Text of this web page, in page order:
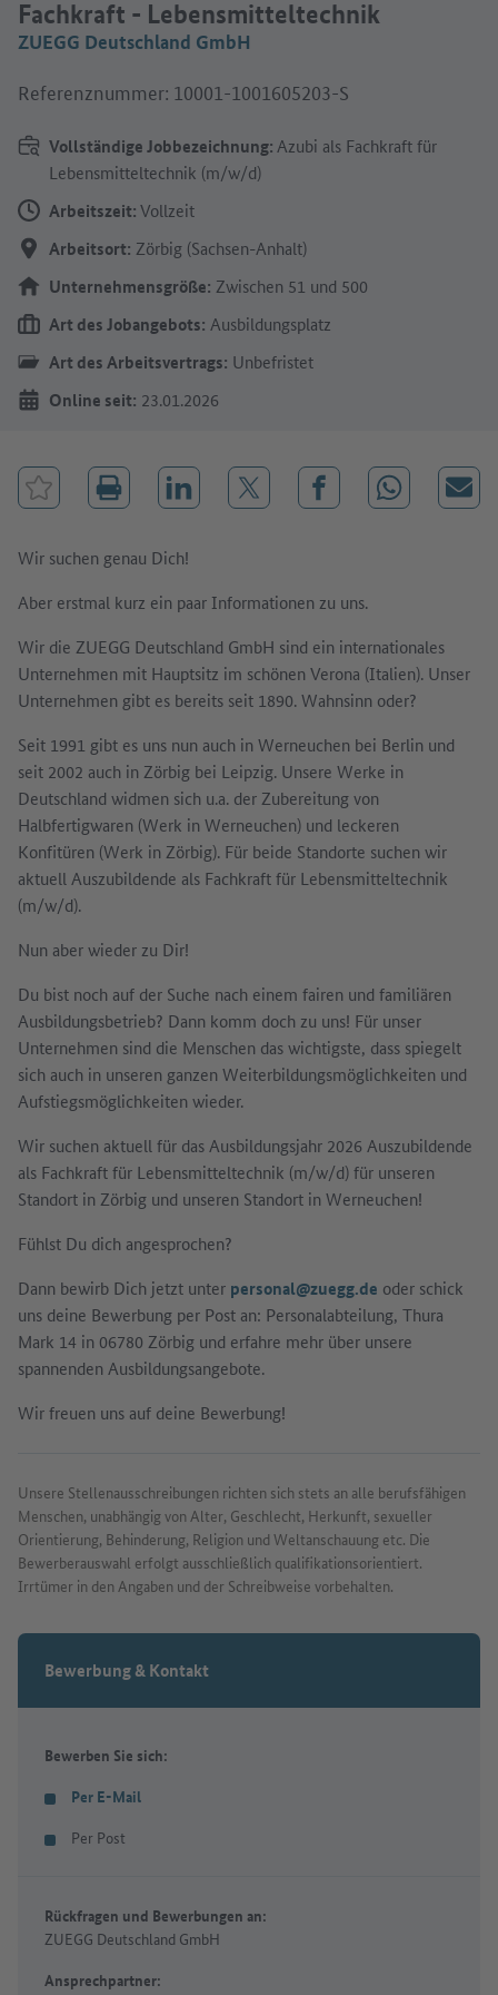
Fachkraft - Lebensmitteltechnik
ZUEGG Deutschland GmbH
Referenznummer: 10001-1001605203-S
Vollständige Jobbezeichnung: Azubi als Fachkraft für
Lebensmitteltechnik (m/w/d)
Arbeitszeit:Vollzeit
Arbeitsort: Zörbig (Sachsen-Anhalt)
Unternehmensgröße: Zwischen 51 und 500
Art des Jobangebots: Ausbildungsplatz
Art des Arbeitsvertrags: Unbefristet
Online seit: 23.01.2026
Wir suchen genau Dich!
Aber erstmal kurz ein paar Informationen zu uns.
Wir die ZUEGG Deutschland GmbH sind ein internationales
Unternehmen mit Hauptsitz im schönen Verona (Italien). Unser
Unternehmen gibt es bereits seit 1890. Wahnsinn oder?
Seit 1991 gibt es uns nun auch in Werneuchen bei Berlin und
seit 2002 auch in Zörbig bei Leipzig. Unsere Werke in
Deutschland widmen sich u.a. der Zubereitung von
Halbfertigwaren (Werk in Werneuchen) und leckeren
Konfitüren (Werk in Zörbig). Für beide Standorte suchen wir
aktuell Auszubildende als Fachkraft für Lebensmitteltechnik
(m/w/d).
Nun aber wieder zu Dir!
Du bist noch auf der Suche nach einem fairen und familiären
Ausbildungsbetrieb? Dann komm doch zu uns! Für unser
Unternehmen sind die Menschen das wichtigste, dass spiegelt
sich auch in unseren ganzen Weiterbildungsmöglichkeiten und
Aufstiegsmöglichkeiten wieder.
Wir suchen aktuell für das Ausbildungsjahr 2026 Auszubildende
als Fachkraft für Lebensmitteltechnik (m/w/d) für unseren
Standort in Zörbig und unseren Standort in Werneuchen!
Fühlst Du dich angesprochen?
Dann bewirb Dich jetzt unter personal@zuegg.de oder schick
uns deine Bewerbung per Post an: Personalabteilung, Thura
Mark 14 in 06780 Zörbig und erfahre mehr über unsere
spannenden Ausbildungsangebote.
Wir freuen uns auf deine Bewerbung!
Unsere Stellenausschreibungen richten sich stets an alle berufsfähigen
Menschen, unabhängig von Alter, Geschlecht, Herkunft, sexueller
Orientierung, Behinderung, Religion und Weltanschauung etc. Die
Bewerberauswahl erfolgt ausschließlich qualifikationsorientiert.
Irrtümer in den Angaben und der Schreibweise vorbehalten.
Job merken Teilen auf LinkedInTeilen auf X (vorher: Twitter)
Teilen auf Facebook
Teilen auf
Bewerbung & Kontakt
Bewerben Sie sich:
Per E-Mail
Per Post
Rückfragen und Bewerbungen an:
ZUEGG Deutschland GmbH
Ansprechpartner: